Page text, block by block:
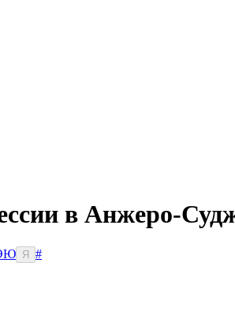
в Анжеро-
Ю Я
#